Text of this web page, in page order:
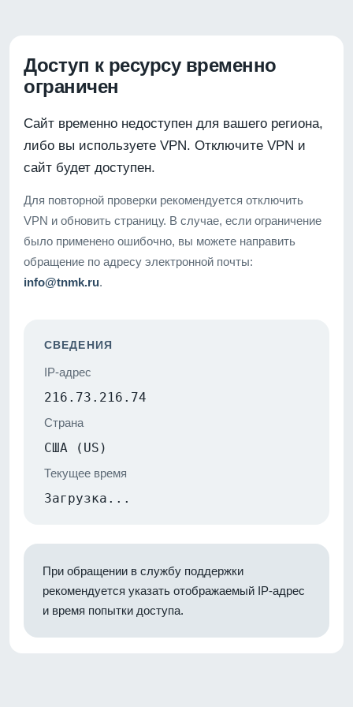
Доступ к ресурсу временно
ограничен
Сайт временно недоступен для вашего региона,
либо вы используете VPN. Отключите VPN и
сайт будет доступен.
Для повторной проверки рекомендуется отключить
VPN и обновить страницу. В случае, если ограничение
было применено ошибочно, вы можете направить
обращение по адресу электронной почты:
info@tnmk.ru.
СВЕДЕНИЯ
IP-адрес
216.73.216.74
Страна
США (US)
Текущее время
Загрузка...
При обращении в службу поддержки
рекомендуется указать отображаемый IP-адрес
и время попытки доступа.